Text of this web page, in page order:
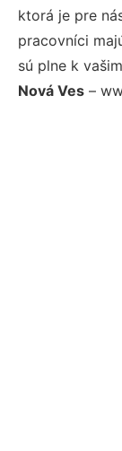
ktorá je pre
pracovníci
sú plne k
Nová Ves –